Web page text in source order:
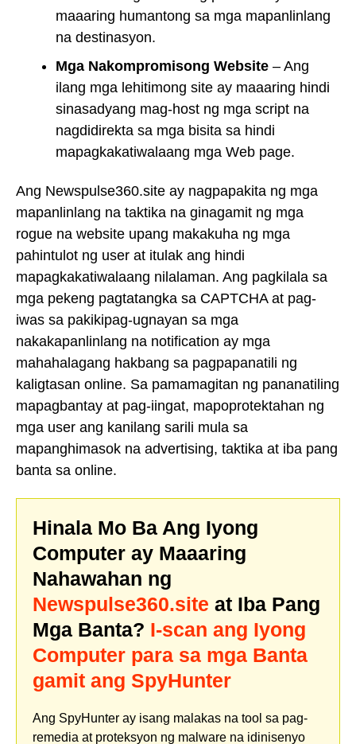
maaaring humantong sa mga mapanlinlang
na destinasyon.
Mga Nakompromisong Website – Ang
ilang mga lehitimong site ay maaaring hindi
sinasadyang mag-host ng mga script na
nagdidirekta sa mga bisita sa hindi
mapagkakatiwalaang mga Web page.
Ang Newspulse360.site ay nagpapakita ng mga
mapanlinlang na taktika na ginagamit ng mga
rogue na website upang makakuha ng mga
pahintulot ng user at itulak ang hindi
mapagkakatiwalaang nilalaman. Ang pagkilala sa
mga pekeng pagtatangka sa CAPTCHA at pag-
iwas sa pakikipag-ugnayan sa mga
nakakapanlinlang na notification ay mga
mahahalagang hakbang sa pagpapanatili ng
kaligtasan online. Sa pamamagitan ng pananatiling
mapagbantay at pag-iingat, mapoprotektahan ng
mga user ang kanilang sarili mula sa
mapanghimasok na advertising, taktika at iba pang
banta sa online.
Hinala Mo Ba Ang Iyong
Computer ay Maaaring
Nahawahan ng
Newspulse360.site at Iba Pang
Mga Banta? I-scan ang Iyong
Computer para sa mga Banta
gamit ang SpyHunter
Ang SpyHunter ay isang malakas na tool sa pag-
remedia at proteksyon ng malware na idinisenyo